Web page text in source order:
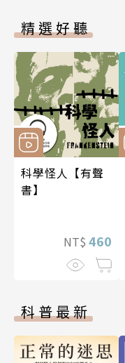
精選好聽
科學怪人【有聲
書】
NT$ 460
科普最新